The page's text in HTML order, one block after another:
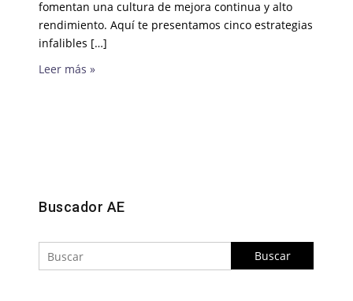
fomentan una cultura de mejora continua y alto
rendimiento. Aquí te presentamos cinco estrategias
infalibles […]
Leer más »
Buscador AE